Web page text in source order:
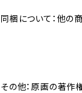
同梱について：他の
その他：原画の著作